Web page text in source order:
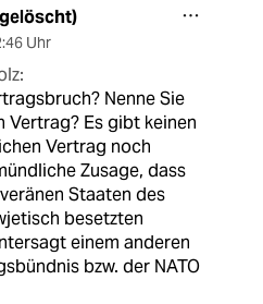
Uhr
Nenne Sie
Vertrag? Es gibt keinen
Vertrag noch
Zusage, dass
Staaten des
besetzten
einem anderen
bzw. der NATO